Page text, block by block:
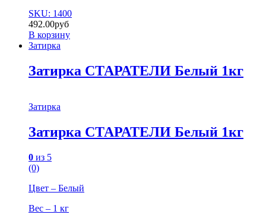
SKU: 1400
492.00руб
В корзину
Затирка
Затирка СТАРАТЕЛИ Белый 1кг
Затирка
Затирка СТАРАТЕЛИ Белый 1кг
0 из 5
(0)
Цвет – Белый
Вес – 1 кг